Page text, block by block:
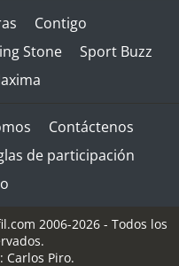
Contigo
Stone
Sport Buzz
Contáctenos
de participación
2006-2026 - Todos los
Carlos Piro.